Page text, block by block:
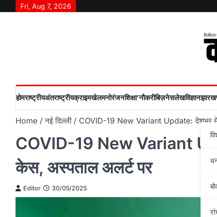
Fri, Aug 7, 2026
होमराष्‍ट्रीयअंतराष्‍ट्रीयक्राइमखेलमनोरंजनशिक्षा’नौकरीबिज़नेसलेखविज्ञान
Home नई दिल्ली COVID-19 New Variant Update: देशभर
COVID-19 New Variant
केस, अस्पताल अलर्ट पर
Editor 30/05/2025